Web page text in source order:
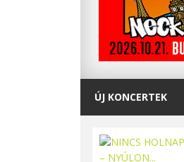
ÚJ KONCERTEK